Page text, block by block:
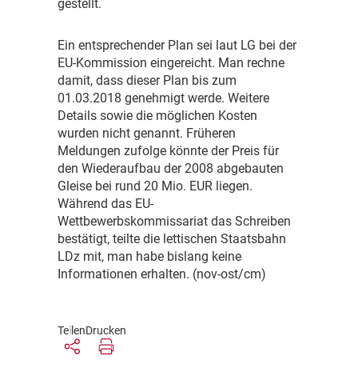
gestellt.
Ein entsprechender Plan sei laut LG bei der
EU-Kommission eingereicht. Man rechne
damit, dass dieser Plan bis zum
01.03.2018 genehmigt werde. Weitere
Details sowie die möglichen Kosten
wurden nicht genannt. Früheren
Meldungen zufolge könnte der Preis für
den Wiederaufbau der 2008 abgebauten
Gleise bei rund 20 Mio. EUR liegen.
Während das EU-
Wettbewerbskommissariat das Schreiben
bestätigt, teilte die lettischen Staatsbahn
LDz mit, man habe bislang keine
Informationen erhalten. (nov-ost/cm)
TeilenDrucken